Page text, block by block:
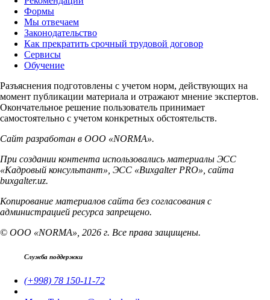
Формы
Мы отвечаем
Законодательство
Как прекратить срочный трудовой договор
Сервисы
Обучение
Разъяснения подготовлены с учетом норм, действующих на
момент публикации материала и отражают мнение экспертов.
Окончательное решение пользователь принимает
самостоятельно с учетом конкретных обстоятельств.
Сайт разработан в ООО «NORMA».
При создании контента использовались материалы ЭСС
«Кадровый консультант», ЭСС «Buxgalter PRO», сайта
buxgalter.uz.
Копирование материалов сайта без согласования с
администрацией ресурса запрещено.
© ООО «NORMA», 2026 г. Все права защищены.
Служба поддержки
(+998) 78 150-11-72